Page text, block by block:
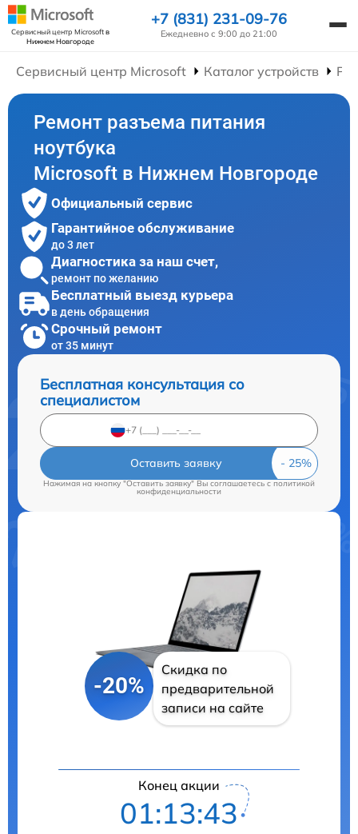
Сервисный центр Microsoftв
Нижнем Новгороде
+7 (831) 231-09-76
Ежедневно с 9:00 до 21:00
Сервисный центр Microsoft Каталог устройств
Ремонт разъема питания
ноутбука
Microsoft в Нижнем Новгороде
Официальный сервис
Гарантийное обслуживание
до 3 лет
Диагностика за наш счет,
ремонт по желанию
Бесплатный выезд курьера
в день обращения
Срочный ремонт
от 35 минут
Бесплатная консультация со
специалистом
Оставить заявку
Нажимая на кнопку "Оставить заявку" Вы соглашаетесь cполитикой
конфиденциальности
-20%
Скидка по
предварительной
записи на сайте
Конец акции
01:13:42